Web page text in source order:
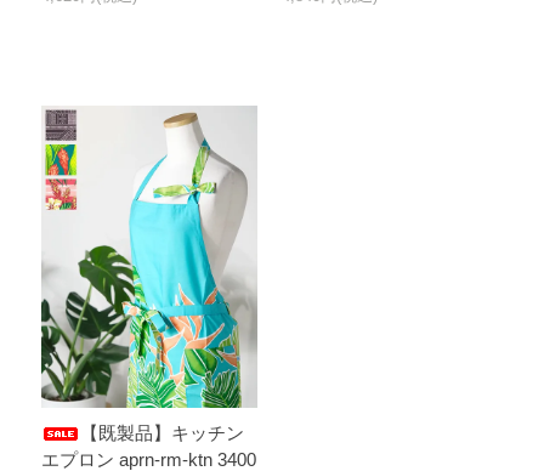
【既製品】キッチン
エプロン aprn-rm-ktn 3400